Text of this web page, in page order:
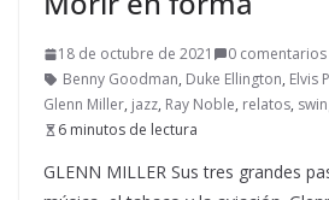
18 de octubre de 2021
0 comentarios
Benny Goodman, Duke Ellington, Elvis
Glenn Miller, jazz, Ray Noble, relatos,
6 minutos de lectura
GLENN MILLER Sus tres grandes